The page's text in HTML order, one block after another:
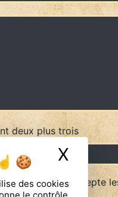
des cookies
X
deux plus trois
cette case, j'accepte